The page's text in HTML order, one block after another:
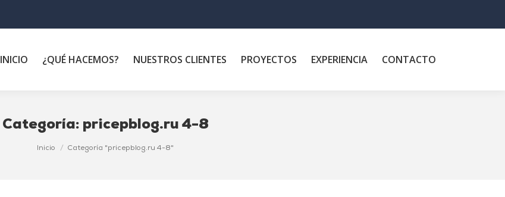
INICIO ¿QUÉ HACEMOS? NUESTROS CLIENTES PROYECTOS EXPERIENCIA CONTACTO
Categoría: pricepblog.ru 4-8
Inicio Categoría "pricepblog.ru 4-8"